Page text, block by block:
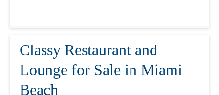
Classy Restaurant and
Lounge for Sale in Miami
Beach